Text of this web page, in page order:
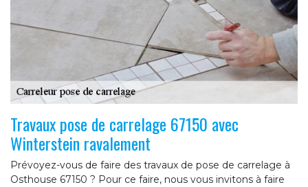
Travaux pose de carrelage 67150 avec
Winterstein ravalement
Prévoyez-vous de faire des travaux de pose de carrelage à
Osthouse 67150 ? Pour ce faire, nous vous invitons à faire